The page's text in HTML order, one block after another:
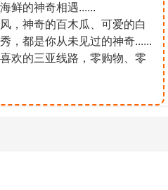
鲜的神奇相遇......
，神奇的百木瓜、可爱的白
，都是你从未见过的神奇......
欢的三亚线路，零购物、零